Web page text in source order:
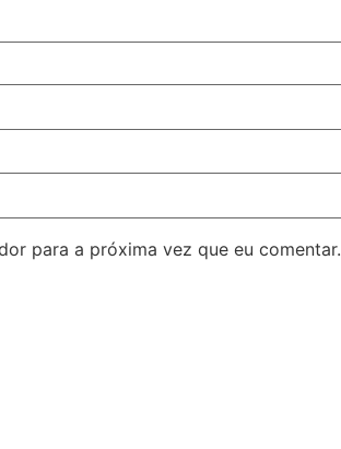
para a próxima vez que eu comentar.